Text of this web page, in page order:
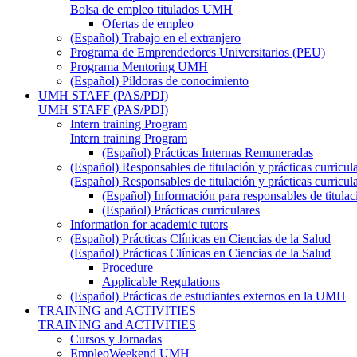
Bolsa de empleo titulados UMH
Ofertas de empleo
(Español) Trabajo en el extranjero
Programa de Emprendedores Universitarios (PEU)
Programa Mentoring UMH
(Español) Píldoras de conocimiento
UMH STAFF (PAS/PDI)
UMH STAFF (PAS/PDI)
Intern training Program
Intern training Program
(Español) Prácticas Internas Remuneradas
(Español) Responsables de titulación y prácticas
(Español) Responsables de titulación y prácticas
(Español) Información para responsables de
(Español) Prácticas curriculares
Information for academic tutors
(Español) Prácticas Clínicas en Ciencias de la Salud
(Español) Prácticas Clínicas en Ciencias de la Salud
Procedure
Applicable Regulations
(Español) Prácticas de estudiantes externos en la UMH
TRAINING and ACTIVITIES
TRAINING and ACTIVITIES
Cursos y Jornadas
EmpleoWeekend UMH